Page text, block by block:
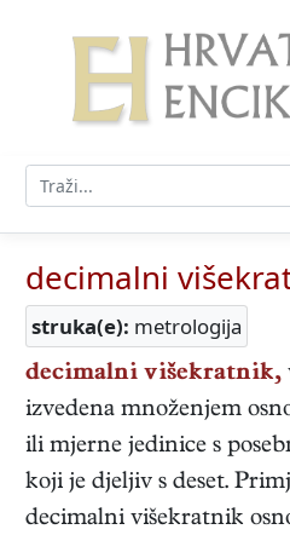
decimalni
struka(e): metrologija
decimalni višekratnik,
izvedena množenjem
ili mjerne jedinice s
koji je djeljiv s deset.
decimalni višekratnik